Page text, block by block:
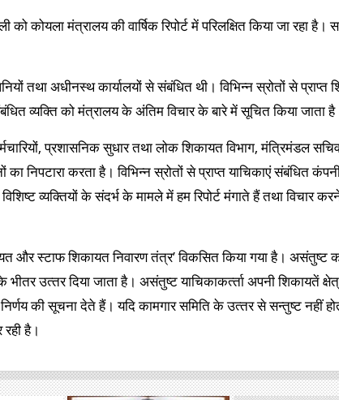
कोयला मंत्रालय की वार्षिक रिपोर्ट में परिलक्षित किया जा रहा
तथा अधीनस्‍थ कार्यालयों से संबंधित थी। विभिन्‍न स्रोतों से
व्‍यक्‍ति को मंत्रालय के अंतिम विचार के बारे में सूचित किया जाता
प्रशासनिक सुधार तथा लोक शिकायत विभाग, मंत्रिमंडल
का निपटारा करता है। विभिन्‍न स्रोतों से प्राप्‍त याचिकाएं संबंधित
व्‍यक्‍तियों के संदर्भ के मामले में हम रिपोर्ट मंगाते हैं तथा विचार
और स्‍टाफ शिकायत निवारण तंत्र’ विकसित किया गया है।
उत्‍तर दिया जाता है। असंतुष्‍ट याचिकाकर्त्‍ता अपनी शिकायतें
की सूचना देते हैं। यदि कामगार समिति के उत्‍तर से सन्‍तुष्‍ट नहीं
है।